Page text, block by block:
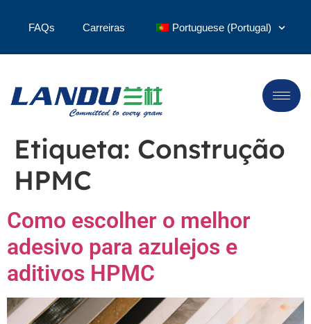
FAQs Carreiras Portuguese (Portugal)
Etiqueta: Construção
HPMC
Como escolher o melhor
adesivo para azulejos e
aditivos HPMC